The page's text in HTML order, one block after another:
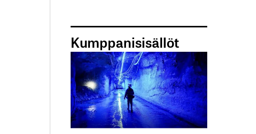
Kumppanisisällöt